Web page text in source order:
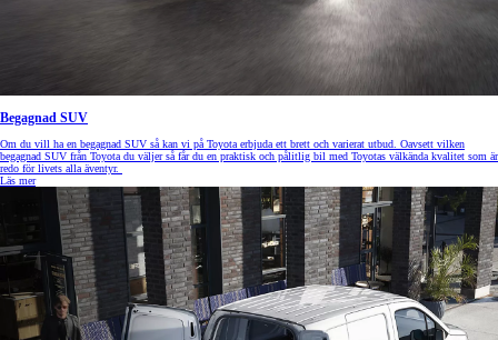
Begagnad SUV
Om du vill ha en begagnad SUV så kan vi på Toyota erbjuda ett brett och varierat utbud. Oavsett vilken
begagnad SUV från Toyota du väljer så får du en praktisk och pålitlig bil med Toyotas välkända kvalitet som är
redo för livets alla äventyr.
Läs mer